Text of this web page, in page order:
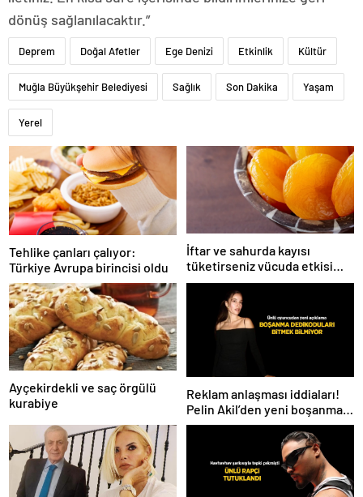
dönüş sağlanılacaktır.”
Deprem Doğal Afetler Ege Denizi Etkinlik Kültür
Muğla Büyükşehir Belediyesi Sağlık Son Dakika Yaşam
Yerel
Tehlike çanları çalıyor:
Türkiye Avrupa birincisi oldu
İftar ve sahurda kayısı
tüketirseniz vücuda etkisi
inanılmaz
Ayçekirdekli ve saç örgülü
kurabiye
Reklam anlaşması iddiaları!
Pelin Akil’den yeni boşanma
açıklaması